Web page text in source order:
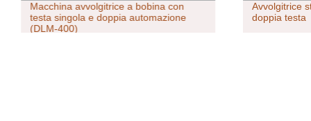
Macchina avvolgitrice a bobina con
testa singola e doppia automazione
(DLM-400)
Avvolgitrice
doppia testa